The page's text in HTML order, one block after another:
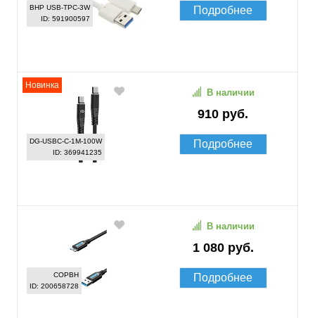
BHP USB-TPC-3W
ID: 591900597
Подробнее
Новинка
DG-USBС-C-1M-100W
ID: 369941235
910 руб.
В наличии
Подробнее
COPBH
ID: 200658728
1 080 руб.
В наличии
Подробнее